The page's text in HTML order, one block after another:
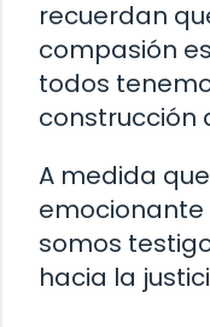
recuerdan
compasión
todos
construcción
A medida
somos
hacia la